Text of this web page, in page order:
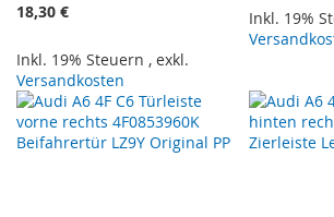
18,30 €
Inkl. 19% Steuern , exkl.
Versandkosten
Inkl. 19%